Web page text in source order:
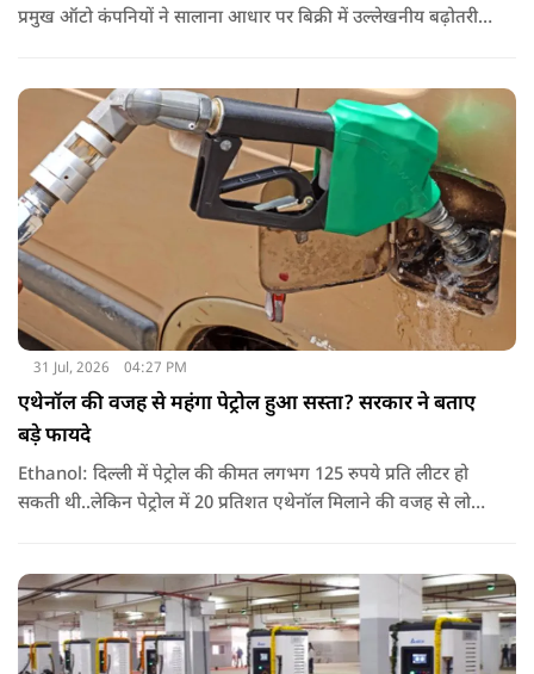
प्रमुख ऑटो कंपनियों ने सालाना आधार पर बिक्री में उल्लेखनीय बढ़ोतरी
निर्यात में अच्छी बढ़ोतरी रही.
31 Jul, 2026 04:27 PM
एथेनॉल की वजह से महंगा पेट्रोल हुआ सस्ता? सरकार ने बताए
बड़े फायदे
Ethanol: दिल्ली में पेट्रोल की कीमत लगभग 125 रुपये प्रति लीटर हो
सकती थी..लेकिन पेट्रोल में 20 प्रतिशत एथेनॉल मिलाने की वजह से लोगों
30 रुपये तक की बचत हुई.